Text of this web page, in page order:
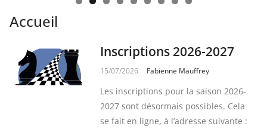
Accueil
Inscriptions 2026-2027
15/07/2026 Fabienne Mauffrey
Les inscriptions pour la saison 2026-
2027 sont désormais possibles. Cela
se fait en ligne, à l’adresse suivante :